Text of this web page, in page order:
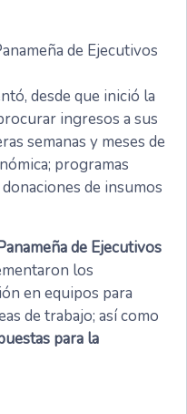
desde que inició la
ingresos a sus
semanas y meses de
programas
de insumos
de Ejecutivos
los
en equipos para
de trabajo; así como
para la